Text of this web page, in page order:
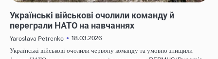
Українські військові очолили команду й
переграли НАТО на навчаннях
Yaroslava Petrenko
18.03.2026
Українські військові очолили червону команду та умовно знищили